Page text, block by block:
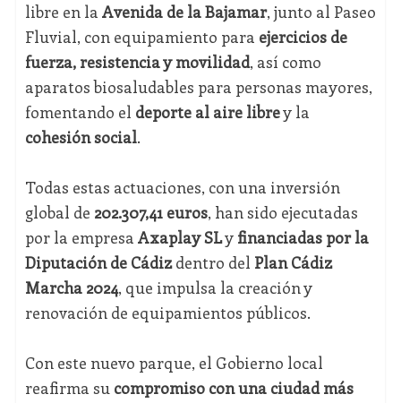
libre en la Avenida de la Bajamar, junto al Paseo
Fluvial, con equipamiento para ejercicios de
fuerza, resistencia y movilidad, así como
aparatos biosaludables para personas mayores,
fomentando el deporte al aire librey la
cohesión social.
Todas estas actuaciones, con una inversión
global de 202.307,41 euros, han sido ejecutadas
por la empresa Axaplay SLy financiadas por la
Diputación de Cádizdentro del Plan Cádiz
Marcha 2024, que impulsa la creación y
renovación de equipamientos públicos.
Con este nuevo parque, el Gobierno local
reafirma su compromiso con una ciudad más